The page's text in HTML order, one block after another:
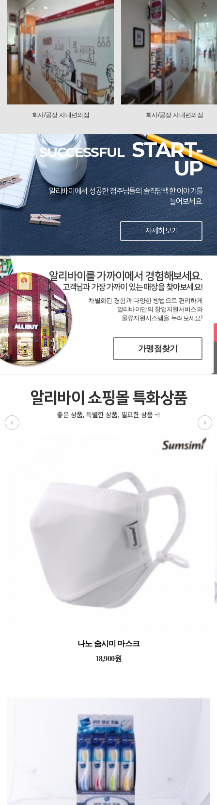
회사/공장 사내편의점 회사/공장 사내편의점
SUCCESSFUL START-
UP
알리바이에서 성공한 점주님들의 솔직담백한 이야기를
들어보세요.
자세히보기
알리바이를 가까이에서 경험해보세요.
고객님과 가장 가까이 있는 매장을 찾아보세요!
차별화된 경험과 다양한 방법으로 편리하게
알리바이만의 창업지원서비스와
물류지원시스템을 누려보세요!
가맹점찾기
알리바이 쇼핑몰 특화상품
나노 숨시미 마스크
18,900원